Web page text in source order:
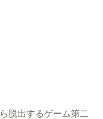
脱出するゲーム第二